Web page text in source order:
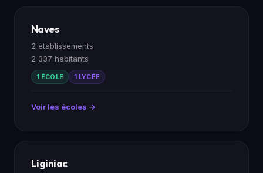
Naves
2 établissements
2 337 habitants
1 ÉCOLE 1 LYCÉE
Voir les écoles →
Liginiac